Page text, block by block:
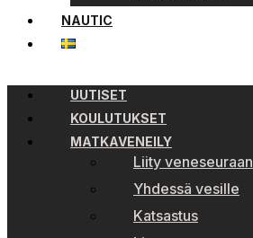
NAUTIC
UUTISET
KOULUTUKSET
MATKAVENEILY
Liity veneseuraan
Yhdessä vesille
Katsastus